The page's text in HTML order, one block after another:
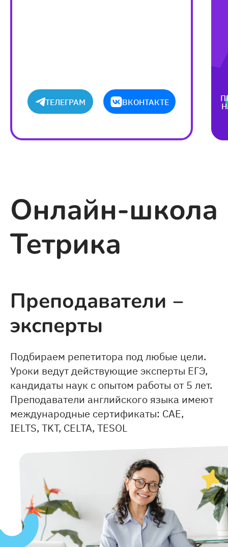
ТЕЛЕГРАМ ВКОНТАКТЕ
Онлайн-школа
Тетрика
Преподаватели ‒
эксперты
Подбираем репетитора под любые цели.
Уроки ведут действующие эксперты ЕГЭ,
кандидаты наук с опытом работы от 5 лет.
Преподаватели английского языка имеют
международные сертификаты: CAE,
IELTS, TKT, CELTA, TESOL